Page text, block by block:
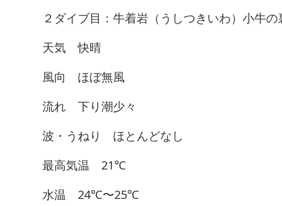
２ダイブ目：牛着岩（うしつきいわ）小牛
天気 快晴
風向 ほぼ無風
流れ 下り潮少々
波・うねり ほとんどなし
最高気温 21℃
水温 24℃〜25℃